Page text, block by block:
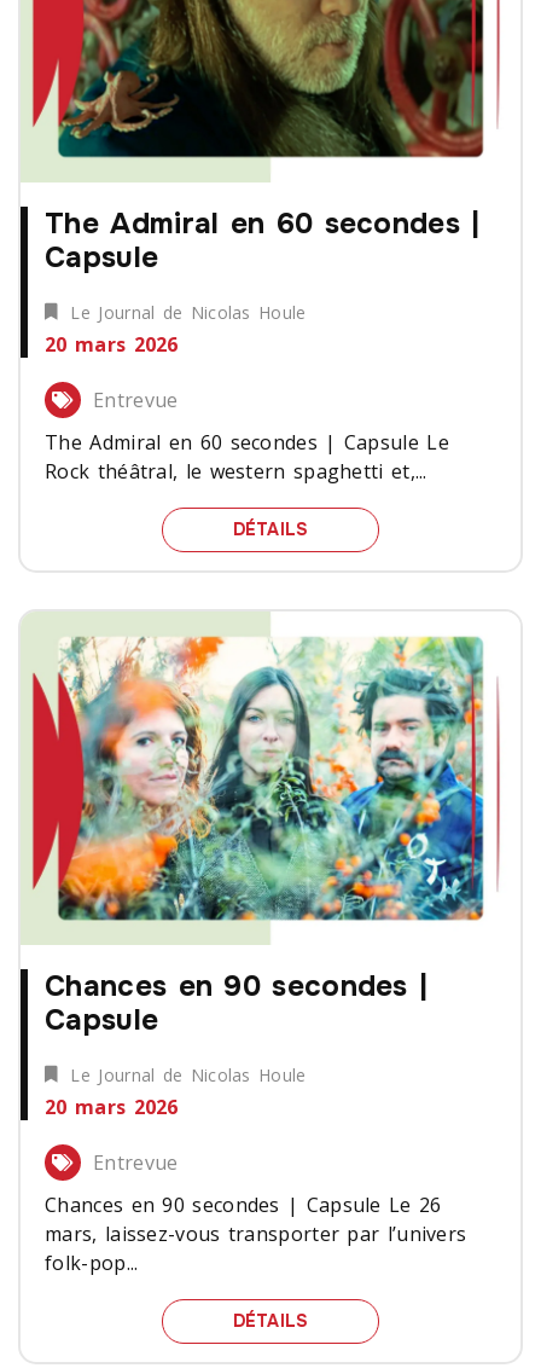
The Admiral en 60 secondes |
Capsule
Le Journal de Nicolas Houle
20 mars 2026
Entrevue
The Admiral en 60 secondes | Capsule Le
Rock théâtral, le western spaghetti et,...
DÉTAILS THE ADMIRAL EN 60
Chances en 90 secondes |
Capsule
Le Journal de Nicolas Houle
20 mars 2026
Entrevue
Chances en 90 secondes | Capsule Le 26
mars, laissez-vous transporter par l’univers
folk-pop...
DÉTAILS CHANCES EN 90